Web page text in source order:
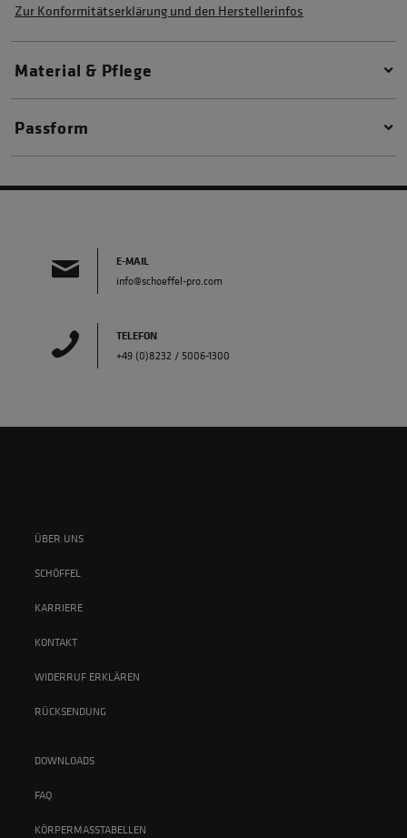
Zur Konformitätserklärung und den Herstellerinfos
Material & Pflege
Passform
E-MAIL
info@schoeffel-pro.com
TELEFON
+49 (0)8232 / 5006-1300
ÜBER UNS
SCHÖFFEL
KARRIERE
KONTAKT
WIDERRUF ERKLÄREN
RÜCKSENDUNG
DOWNLOADS
FAQ
KÖRPERMASSTABELLEN